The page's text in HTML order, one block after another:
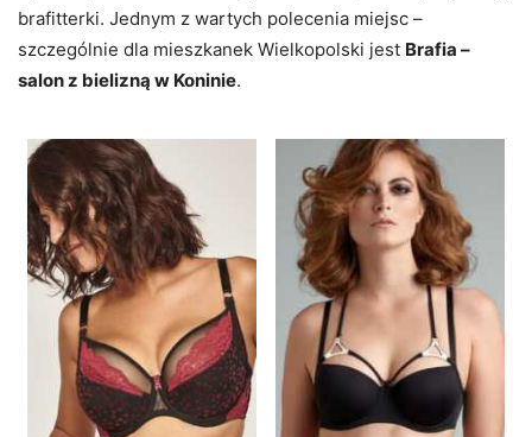
brafitterki. Jednym z wartych polecenia miejsc –
szczególnie dla mieszkanek Wielkopolski jest Brafia –
salon z bielizną w Koninie.